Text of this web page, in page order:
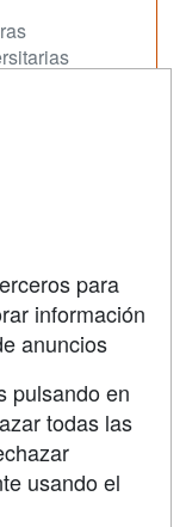
para
información
anuncios
pulsando en
todas las
usando el